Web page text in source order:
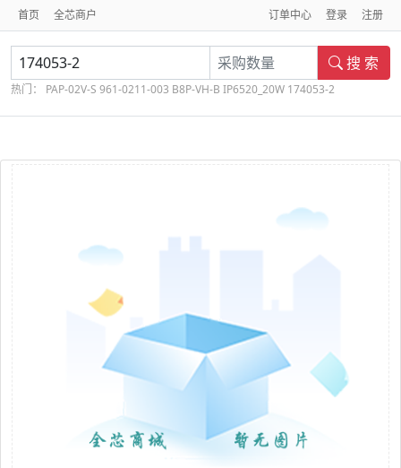
首页 全芯商户 订单中心 登录 注册
搜 索
热门： PAP-02V-S 961-0211-003 B8P-VH-B IP6520_20W 174053-2